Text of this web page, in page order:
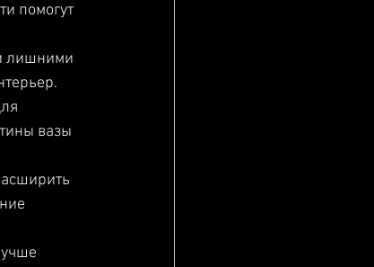
помогут
лишними
вазы